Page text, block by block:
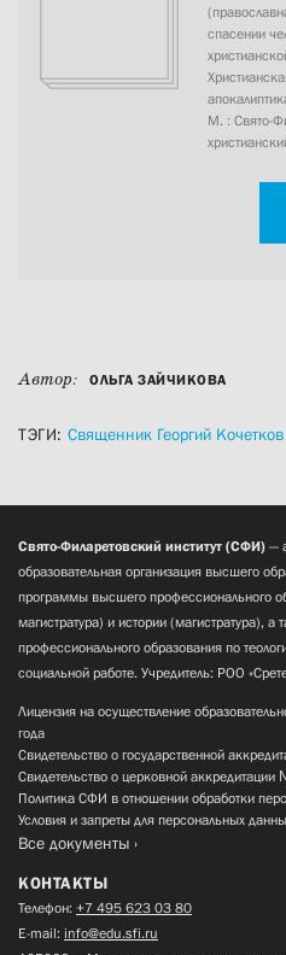
спасении
М. : Свято-
Автор: ОЛЬГА ЗАЙЧИКОВА
ТЭГИ: Священник Георгий Кочетков
Свято-Филаретовский институт (СФИ) —
образовательная организация высшего
программы высшего профессионального
магистратура) и истории (магистратура), а
профессионального образования по
социальной работе. Учредитель: РОО
Лицензия на осуществление
года
Свидетельство о государственной
Свидетельство о церковной
Политика СФИ в отношении обработки
Условия и запреты для персональных
Все документы
КОНТАКТЫ
Телефон: +7 495 623 03 80
E-mail: info@edu.sfi.ru